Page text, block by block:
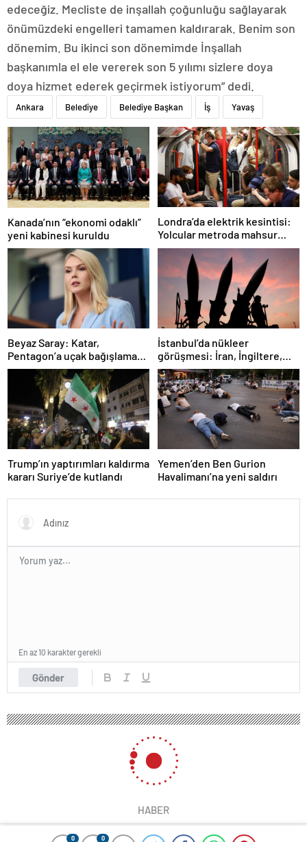
0 0
edeceğiz. Mecliste de inşallah çoğunluğu sağlayarak
önümüzdeki engelleri tamamen kaldırarak. Benim son
dönemim. Bu ikinci son dönemimde İnşallah
başkanımla el ele vererek son 5 yılımı sizlere doya
doya hizmet ederek geçirmek istiyorum” dedi.
Ankara Belediye Belediye Başkan İş Yavaş
Kanada’nın “ekonomi odaklı”
yeni kabinesi kuruldu
Londra’da elektrik kesintisi:
Yolcular metroda mahsur
kaldı
Beyaz Saray: Katar,
Pentagon’a uçak bağışlamayı
teklif etti
İstanbul’da nükleer
görüşmesi: İran, İngiltere,
Fransa ve Almanya buluşacak
Trump’ın yaptırımları kaldırma
kararı Suriye’de kutlandı
Yemen’den Ben Gurion
Havalimanı’na yeni saldırı
Gönder
En az 10 karakter gerekli
HABER